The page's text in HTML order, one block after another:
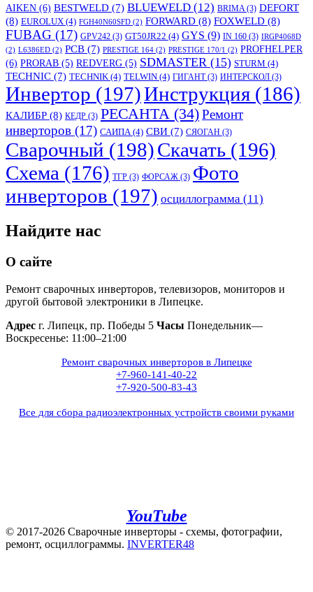
AIKEN (6) BESTWELD (7) BLUEWELD (12) BRIMA(3) DEFORT
(8) EUROLUX (4) FGH40N60SFD (2) FORWARD (8) FOXWELD (8)
FUBAG (17) GPV242 (3) GT50JR22 (4) GYS (9) IN 160 (3) IRGP4068D
(2) L6386ED (2) PCB (7) PRESTIGE 164 (2) PRESTIGE 170/1 (2) PROFHELPER
(6) PRORAB (5) REDVERG (5) SDMASTER (15) STURM (4)
TECHNIC (7) TECHNIK (4) TELWIN (4) ГИГАНТ(3) ИНТЕРСКОЛ (3)
Инвертор (197)Инструкция (186)
КАЛИБР (8) КЕДР (3) РЕСАНТА (34)Ремонт
инверторов (17) САИПА(4) СВИ (7) СЯОГАН (3)
Сварочный (198)Скачать (196)
Схема (176) ТГР (3) ФОРСАЖ (3) Фото
инверторов (197) осциллограмма (11)
Найдите нас
О сайте
Ремонт сварочных инверторов, телевизоров, мониторов и
другой бытовой электроники в Липецке.
Адрес г. Липецк, пр. Победы 5 Часы Понедельник—
Воскресенье: 11:00–21:00
Ремонт сварочных инверторов в Липецке
+7-960-141-40-22
+7-920-500-83-43
Все для сбора радиоэлектронных устройств своими руками
YouTube
© 2017-2026 Сварочные инверторы - схемы, фотографии,
ремонт, осциллограммы. INVERTER48